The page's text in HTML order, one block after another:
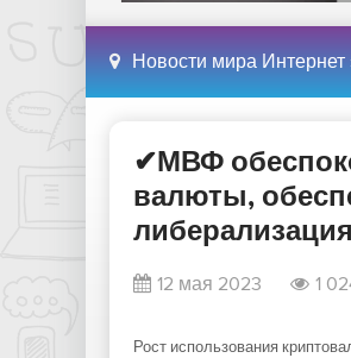
Новости мира Интернет
✔МВФ
валюты,
12 мая 2023 1
Рост использования